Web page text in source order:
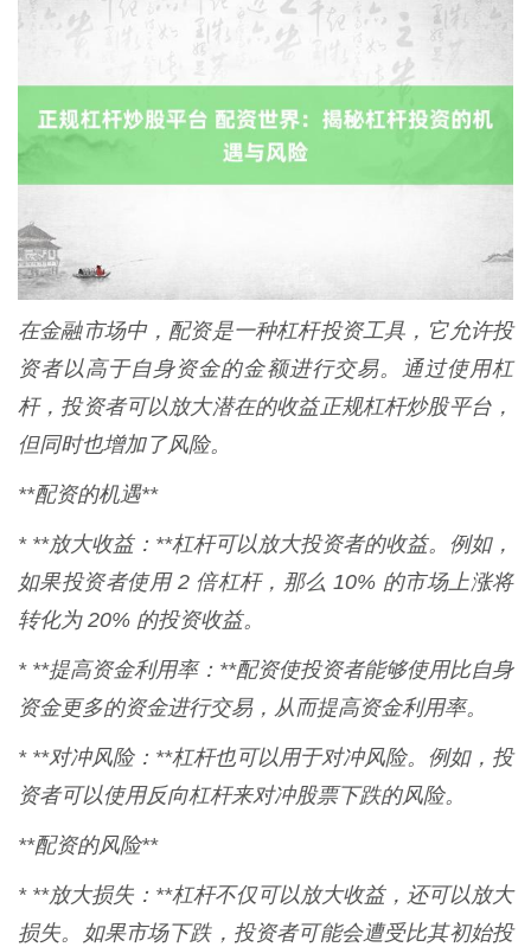
在金融市场中，配资是一种杠杆投资工具，它允许投
资者以高于自身资金的金额进行交易。通过使用杠
杆，投资者可以放大潜在的收益正规杠杆炒股平台，
但同时也增加了风险。
**配资的机遇**
* **放大收益：**杠杆可以放大投资者的收益。例如，
如果投资者使用 2 倍杠杆，那么 10% 的市场上涨将
转化为 20% 的投资收益。
* **提高资金利用率：**配资使投资者能够使用比自身
资金更多的资金进行交易，从而提高资金利用率。
* **对冲风险：**杠杆也可以用于对冲风险。例如，投
资者可以使用反向杠杆来对冲股票下跌的风险。
**配资的风险**
* **放大损失：**杠杆不仅可以放大收益，还可以放大
损失。如果市场下跌，投资者可能会遭受比其初始投